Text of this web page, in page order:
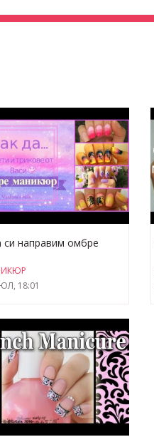
си направим омбре
18:01